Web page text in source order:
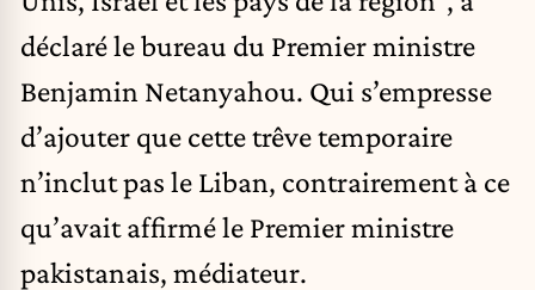
déclaré le bureau du Premier ministre
Benjamin Netanyahou. Qui s’empresse
d’ajouter que cette trêve temporaire
n’inclut pas le Liban, contrairement à ce
qu’avait affirmé le Premier ministre
pakistanais, médiateur.